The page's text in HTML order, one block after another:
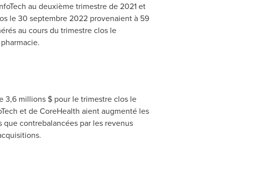
au deuxième trimestre de2021 et
le 30 septembre 2022 provenaient à 59
au cours du trimestre clos le
3,6 millions $ pour le trimestre clos le
et de CoreHealth aient augmenté les
contrebalancées par les revenus